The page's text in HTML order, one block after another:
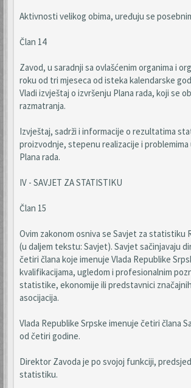
Aktivnosti velikog obima, uređuju se
Član 14
Zavod, u saradnji sa ovlašćenim organima i
roku od tri mjeseca od isteka kalendarske
Vladi izvještaj o izvršenju Plana rada, koji se
razmatranja.
Izvještaj, sadrži i informacije o rezultatima
proizvodnje, stepenu realizacije i problemima
Plana rada.
IV - SAVJET ZA STATISTIKU
Član 15
Ovim zakonom osniva se Savjet za statistiku
(u daljem tekstu: Savjet). Savjet sačinjavaju
četiri člana koje imenuje Vlada Republike
kvalifikacijama, ugledom i profesionalnim
statistike, ekonomije ili predstavnici
asocijacija.
Vlada Republike Srpske imenuje četiri člana
od četiri godine.
Direktor Zavoda je po svojoj funkciji,
statistiku.